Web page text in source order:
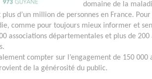
domaine de la
d’un million de personnes en France.
comme pour toujours mieux informer et
associations départementales et plus de
compter sur l’engagement de 150
de la générosité du public.